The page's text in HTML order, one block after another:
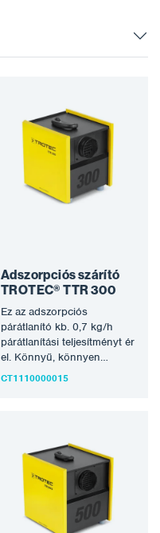
Adszorpciós szárító
TROTEC® TTR 300
Ez az adszorpciós
párátlanító kb. 0,7 kg/h
párátlanítási teljesítményt ér
el. Könnyű, könnyen
kezelhető és nagy
CT1110000015